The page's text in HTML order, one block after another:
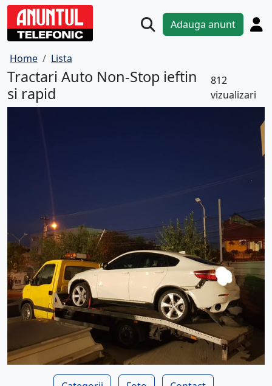
Adauga anunt
Home Lista
Tractari Auto Non-Stop ieftin
si rapid
812
vizualizari